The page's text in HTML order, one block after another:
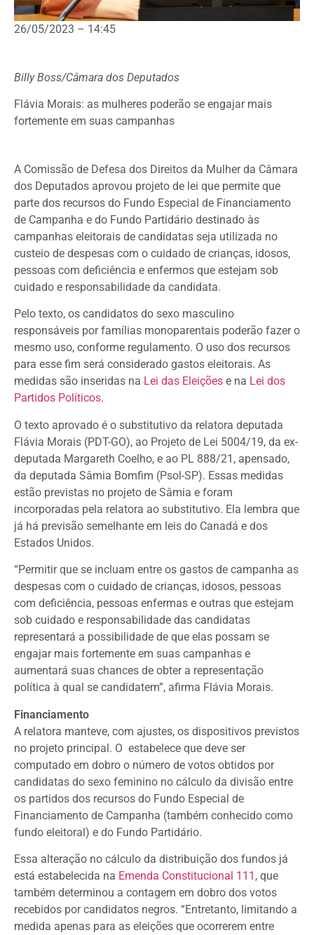
26/05/2023 – 14:45
Billy Boss/Câmara dos Deputados
Flávia Morais: as mulheres poderão se engajar mais
fortemente em suas campanhas
A Comissão de Defesa dos Direitos da Mulher da Câmara
dos Deputados aprovou projeto de lei que permite que
parte dos recursos do Fundo Especial de Financiamento
de Campanha e do Fundo Partidário destinado às
campanhas eleitorais de candidatas seja utilizada no
custeio de despesas com o cuidado de crianças, idosos,
pessoas com deficiência e enfermos que estejam sob
cuidado e responsabilidade da candidata.
Pelo texto, os candidatos do sexo masculino
responsáveis por famílias monoparentais poderão fazer o
mesmo uso, conforme regulamento. O uso dos recursos
para esse fim será considerado gastos eleitorais. As
medidas são inseridas na Lei das Eleições e na Lei dos
Partidos Políticos.
O texto aprovado é o substitutivo da relatora deputada
Flávia Morais (PDT-GO), ao Projeto de Lei 5004/19, da ex-
deputada Margareth Coelho, e ao PL 888/21, apensado,
da deputada Sâmia Bomfim (Psol-SP). Essas medidas
estão previstas no projeto de Sâmia e foram
incorporadas pela relatora ao substitutivo. Ela lembra que
já há previsão semelhante em leis do Canadá e dos
Estados Unidos.
“Permitir que se incluam entre os gastos de campanha as
despesas com o cuidado de crianças, idosos, pessoas
com deficiência, pessoas enfermas e outras que estejam
sob cuidado e responsabilidade das candidatas
representará a possibilidade de que elas possam se
engajar mais fortemente em suas campanhas e
aumentará suas chances de obter a representação
política à qual se candidatem”, afirma Flávia Morais.
Financiamento
A relatora manteve, com ajustes, os dispositivos previstos
no projeto principal. O estabelece que deve ser
computado em dobro o número de votos obtidos por
candidatas do sexo feminino no cálculo da divisão entre
os partidos dos recursos do Fundo Especial de
Financiamento de Campanha (também conhecido como
fundo eleitoral) e do Fundo Partidário.
Essa alteração no cálculo da distribuição dos fundos já
está estabelecida na Emenda Constitucional 111 , que
também determinou a contagem em dobro dos votos
recebidos por candidatos negros. “Entretanto, limitando a
medida apenas para as eleições que ocorrerem entre